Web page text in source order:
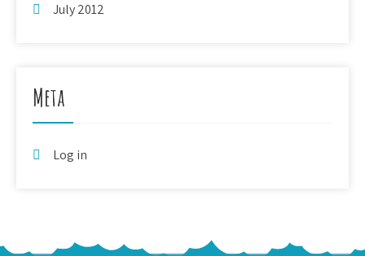
July 2012
Meta
Log in